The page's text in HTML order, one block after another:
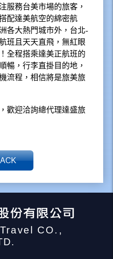
服務台美市場的旅客，
配達美航空的綿密航
各大熱門城市外，台北-
班且天天直飛，無紅眼
全程搭乘達美正航班的
暢，行李直掛目的地，
流程，相信將是旅美旅
歡迎洽詢總代理達盛旅
CO.,